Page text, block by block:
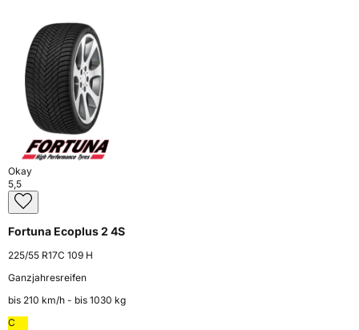
Okay
5,5
Fortuna Ecoplus 2 4S
225/55 R17C 109 H
Ganzjahresreifen
bis 210 km⁠/⁠h - bis 1030 kg
C